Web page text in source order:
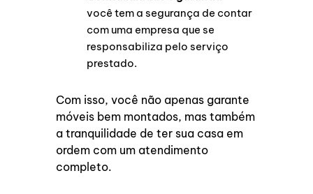
você tem a segurança de contar
com uma empresa que se
responsabiliza pelo serviço
prestado.
Com isso, você não apenas garante
móveis bem montados, mas também
a tranquilidade de ter sua casa em
ordem com um atendimento
completo.